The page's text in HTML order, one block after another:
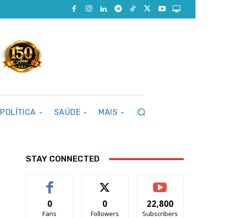
POLÍTICA SAÚDE MAIS
STAY CONNECTED
0
Fans
0
Followers
22,800
Subscribers